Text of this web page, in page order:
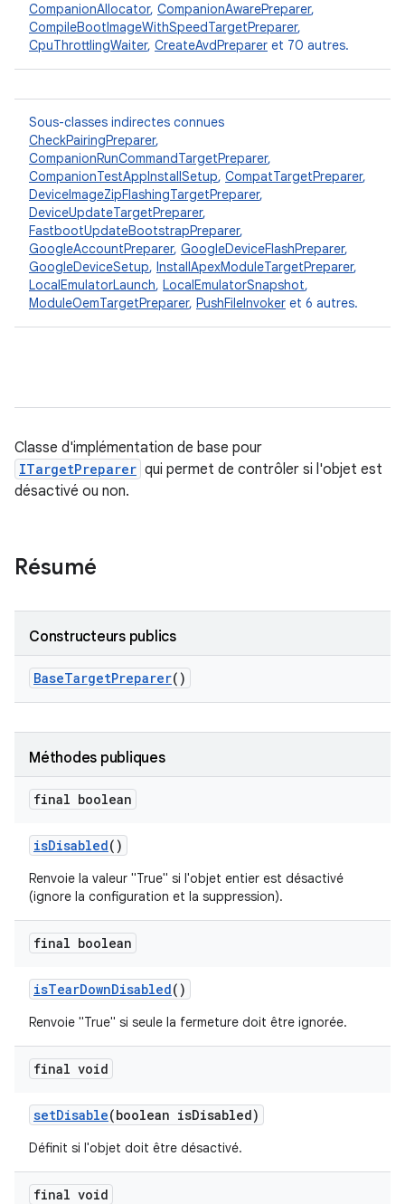
CompanionAllocator, CompanionAwarePreparer,
CompileBootImageWithSpeedTargetPreparer,
CpuThrottlingWaiter, CreateAvdPreparer et 70 autres.
Sous-classes indirectes connues
CheckPairingPreparer,
CompanionRunCommandTargetPreparer,
CompanionTestAppInstallSetup, CompatTargetPreparer,
DeviceImageZipFlashingTargetPreparer,
DeviceUpdateTargetPreparer,
FastbootUpdateBootstrapPreparer,
GoogleAccountPreparer, GoogleDeviceFlashPreparer,
GoogleDeviceSetup, InstallApexModuleTargetPreparer,
LocalEmulatorLaunch, LocalEmulatorSnapshot,
ModuleOemTargetPreparer, PushFileInvoker et 6 autres.
Classe d'implémentation de base pour
ITargetPreparer qui permet de contrôler si l'objet est
désactivé ou non.
Résumé
Constructeurs publics
BaseTargetPreparer()
Méthodes publiques
final boolean
isDisabled()
Renvoie la valeur "True" si l'objet entier est désactivé
(ignore la configuration et la suppression).
final boolean
isTearDownDisabled()
Renvoie "True" si seule la fermeture doit être ignorée.
final void
setDisable(boolean isDisabled)
Définit si l'objet doit être désactivé.
final void